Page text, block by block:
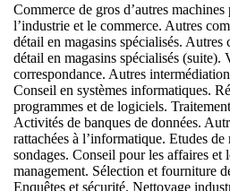
Commerce de gros d’autres machines
l’industrie et le commerce. Autres
détail en magasins spécialisés. Autres
détail en magasins spécialisés (suite).
correspondance. Autres
Conseil en systèmes informatiques.
programmes et de logiciels.
Activités de banques de données.
rattachées à l’informatique. Etudes de
sondages. Conseil pour les affaires et
management. Sélection et fourniture
Enquêtes et sécurité. Nettoyage